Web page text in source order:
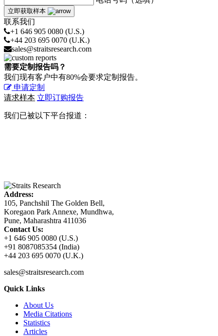
立即获取样本
联系我们
+1 646 905 0080 (U.S.)
+44 203 695 0070 (U.K.)
sales@straitsresearch.com
需要定制报告吗？
我们现有客户中有80%会要求定制报告。
申请定制
请求样本 立即订购报告
我们已被以下平台报道：
Address:
105, Panchshil The Golden Bell,
Koregaon Park Annexe, Mundhwa,
Pune, Maharashtra 411036
Contact Us:
+1 646 905 0080 (U.S.)
+91 8087085354 (India)
+44 203 695 0070 (U.K.)
sales@straitsresearch.com
Quick Links
About Us
Media Citations
Statistics
Articles